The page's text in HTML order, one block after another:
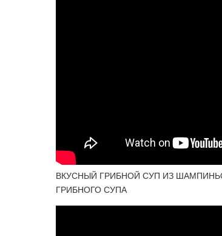
ВКУСНЫЙ ГРИБНОЙ СУП ИЗ
ГРИБНОГО СУПА